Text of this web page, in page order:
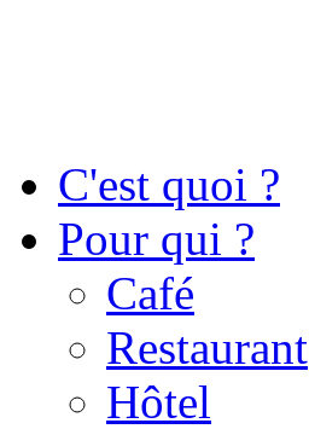
C'est quoi ?
Pour qui ?
Café
Restaurant
Hôtel